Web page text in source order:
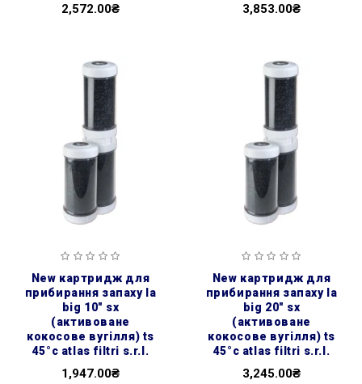
2,572.00₴ 3,853.00₴
new картридж для
прибирання запаху la
big 10″ sx
(активоване
кокосове вугілля) ts
45°c atlas filtri s.r.l.
1,947.00₴
new картридж для
прибирання запаху la
big 20″ sx
(активоване
кокосове вугілля) ts
45°c atlas filtri s.r.l.
3,245.00₴